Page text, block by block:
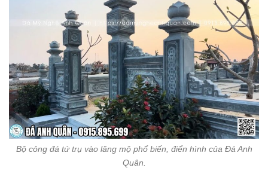
Bộ cỏng đá tứ trụ vào lăng mộ phổ biến, điển hình của Đá Anh
Quân.